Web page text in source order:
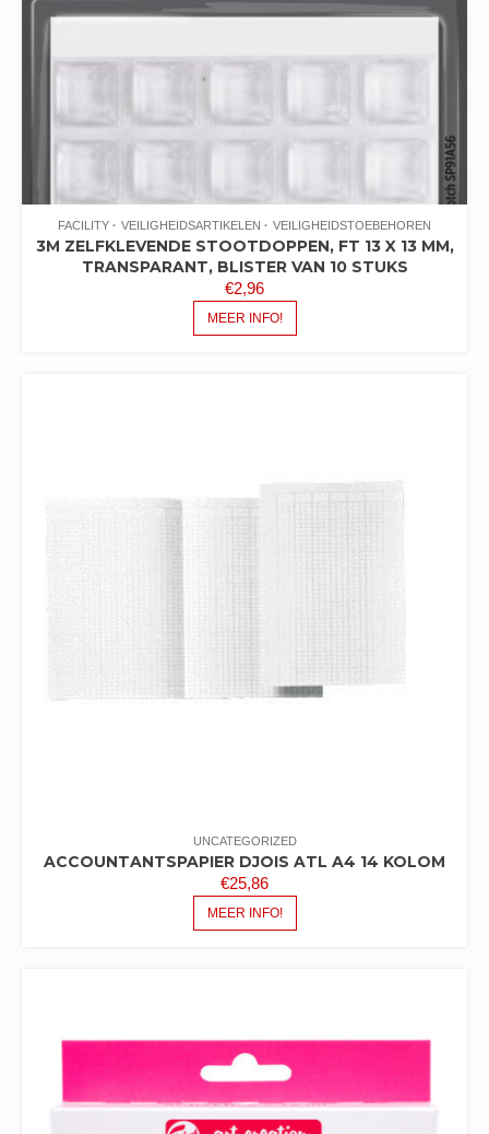
FACILITY VEILIGHEIDSARTIKELEN VEILIGHEIDSTOEBEHOREN
3M ZELFKLEVENDE STOOTDOPPEN, FT 13 X 13 MM,
TRANSPARANT, BLISTER VAN 10 STUKS
€2,96
MEER INFO!
UNCATEGORIZED
ACCOUNTANTSPAPIER DJOIS ATL A4 14 KOLOM
€25,86
MEER INFO!